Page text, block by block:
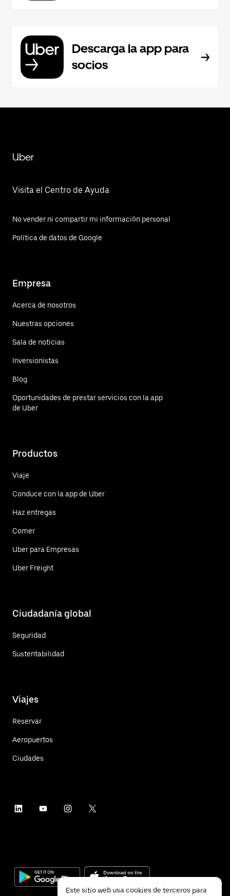
Descarga la app para
socios
Uber
Visita el Centro de Ayuda
No vender ni compartir mi información personal
Política de datos de Google
Empresa
Acerca de nosotros
Nuestras opciones
Sala de noticias
Inversionistas
Blog
Oportunidades de prestar servicios con la app
de Uber
Productos
Viaje
Conduce con la app de Uber
Haz entregas
Comer
Uber para Empresas
Uber Freight
Ciudadanía global
Seguridad
Sustentabilidad
Viajes
Reservar
Aeropuertos
Ciudades
Este sitio web usa cookies de terceros para